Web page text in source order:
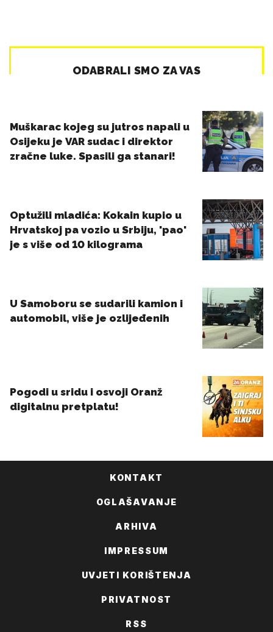
KONTAKT
OGLAŠAVANJE
ARHIVA
IMPRESSUM
UVJETI KORIŠTENJA
PRIVATNOST
RSS